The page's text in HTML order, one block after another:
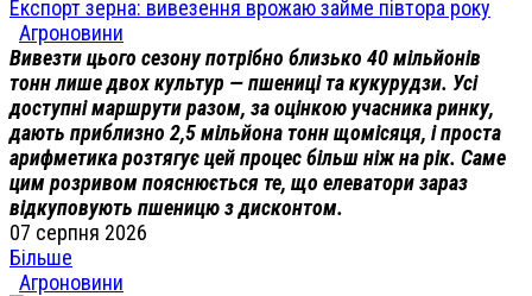
Експорт зерна: вивезення врожаю займе півтора року
Агроновини
Вивезти цього сезону потрібно близько 40 мільйонів
тонн лише двох культур — пшениці та кукурудзи. Усі
доступні маршрути разом, за оцінкою учасника ринку,
дають приблизно 2,5 мільйона тонн щомісяця, і проста
арифметика розтягує цей процес більш ніж на рік. Саме
цим розривом пояснюється те, що елеватори зараз
відкуповують пшеницю з дисконтом.
07 серпня 2026
Більше
Агроновини